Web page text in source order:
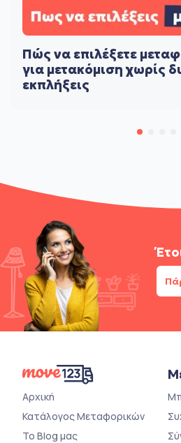
Πώς να επιλέξετε
για μετακόμιση χωρίς
εκπλήξεις
Αρχική
Κατάλογος Μεταφορικών
Το Blog μας